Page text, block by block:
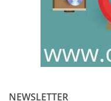
NEWSLETTER